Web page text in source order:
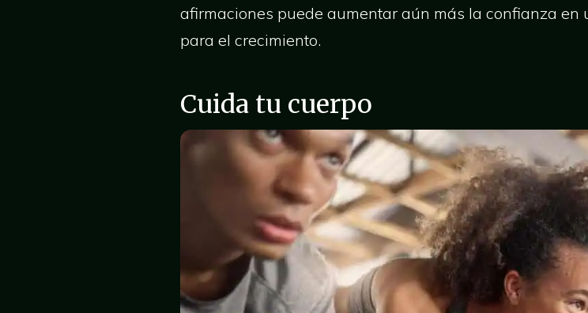
afirmaciones puede aumentar aún más la confianza en
para el crecimiento.
Cuida tu cuerpo